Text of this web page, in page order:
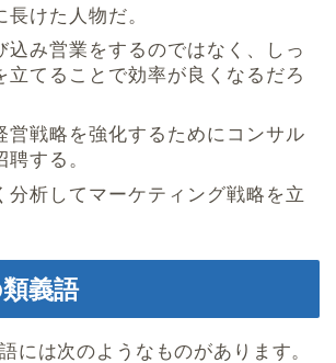
長けた人物だ。
込み営業をするのではなく、しっ
立てることで効率が良くなるだろ
営戦略を強化するためにコンサル
聘する。
分析してマーケティング戦略を立
類義語
には次のようなものがあります。